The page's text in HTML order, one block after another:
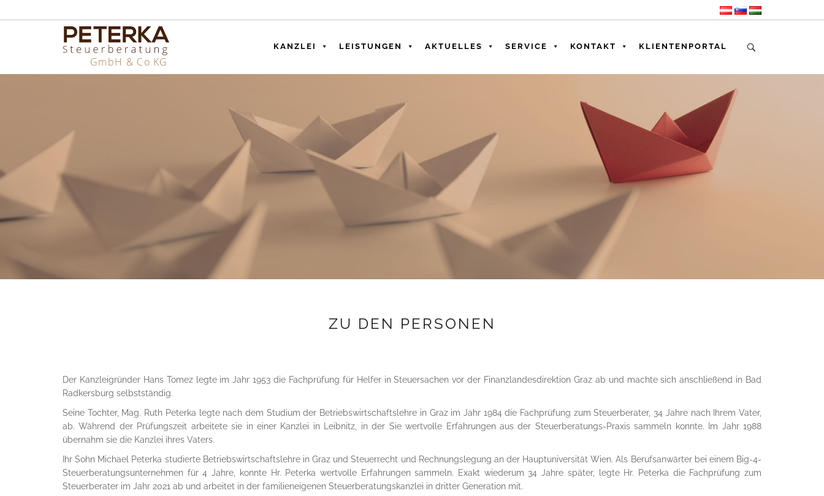
KANZLEI LEISTUNGEN AKTUELLES SERVICE KONTAKT KLIENTENPORTAL
ZU DEN PERSONEN
Der Kanzleigründer Hans Tomez legte im Jahr 1953 die Fachprüfung für Helfer in Steuersachen vor der Finanzlandesdirektion Graz ab und machte sich anschließend in Bad
Radkersburg selbstständig.
Seine Tochter, Mag. Ruth Peterka legte nach dem Studium der Betriebswirtschaftslehre in Graz im Jahr 1984 die Fachprüfung zum Steuerberater, 34 Jahre nach Ihrem Vater,
ab. Während der Prüfungszeit arbeitete sie in einer Kanzlei in Leibnitz, in der Sie wertvolle Erfahrungen aus der Steuerberatungs-Praxis sammeln konnte. Im Jahr 1988
übernahm sie die Kanzlei ihres Vaters.
Ihr Sohn Michael Peterka studierte Betriebswirtschaftslehre in Graz und Steuerrecht und Rechnungslegung an der Hauptuniversität Wien. Als Berufsanwärter bei einem Big-4-
Steuerberatungsunternehmen für 4 Jahre, konnte Hr. Peterka wertvolle Erfahrungen sammeln. Exakt wiederum 34 Jahre später, legte Hr. Peterka die Fachprüfung zum
Steuerberater im Jahr 2021 ab und arbeitet in der familieneigenen Steuerberatungskanzlei in dritter Generation mit.